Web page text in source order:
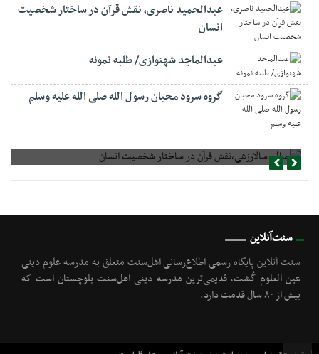
عبدالحمید ناصری، نقش قرآن در ساختار شخصیت
انسان
عبدالماجد شهنوازی/ طلبه نمونه
گروه سرود محبان رسول الله صلی الله علیه وسلم
صالح سالارزهی،‌نقش قرآن در ساختار شخصیت انسان
سنت‌آنلاین
سنت آنلاین پایگاه رسمی اطلاع‌رسانی اهل‌سنت متعلق به مدرسه علوم دینی
عین العلوم گُشت, قدیمی‌ترین مدرسه دینی اهل‌سنت بلوچستان است که
بیش از ۸۰ سال قدمت دارد.